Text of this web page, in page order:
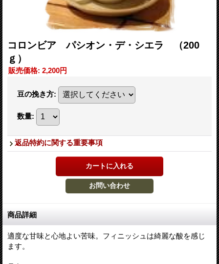
コロンビア パシオン・デ・シエラ （200
ｇ）
販売価格: 2,200円
豆の挽き方:
数量:
返品特約に関する重要事項
商品詳細
適度な甘味と心地よい苦味。フィニッシュは綺麗な酸を感じ
ます。